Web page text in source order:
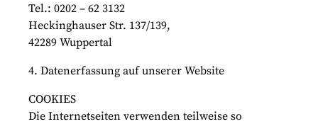
Tel.: 0202 – 62 3132
Heckinghauser Str. 137/139,
42289 Wuppertal
4. Datenerfassung auf unserer Website
COOKIES
Die Internetseiten verwenden teilweise so